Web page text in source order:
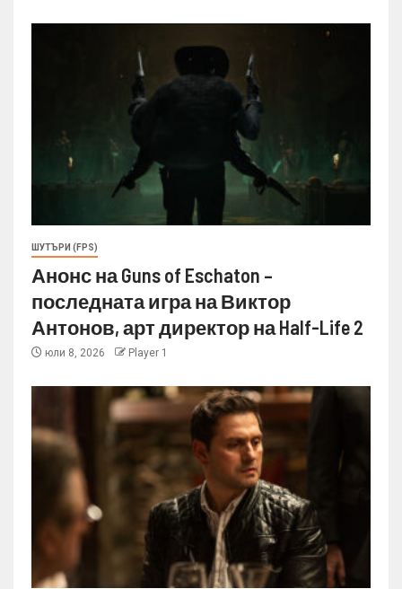
ШУТЪРИ (FPS)
Анонс на Guns of Eschaton –
последната игра на Виктор
Антонов, арт директор на Half-Life 2
юли 8, 2026 Player 1